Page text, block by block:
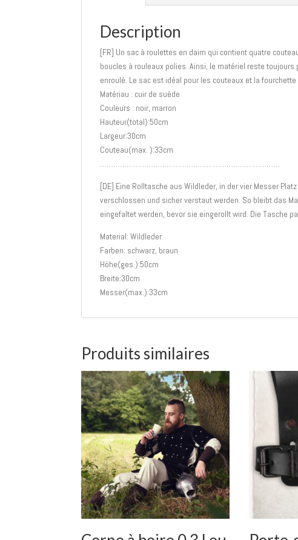
Description
[FR] Un sac à roulettes en daim qui contient quatre
boucles à rouleaux polies. Ainsi, le matériel reste
enroulé. Le sac est idéal pour les couteaux et la
Matériau : cuir de suède
Couleurs : noir, marron
Hauteur(total):50cm
Largeur:30cm
Couteau(max. ):33cm
[DE] Eine Rolltasche aus Wildleder, in der vier Messer
verschlossen und sicher verstaut werden. So bleibt das
eingefaltet werden, bevor sie eingerollt wird. Die Tasche
Material: Wildleder
Farben: schwarz, braun
Höhe(ges.):50cm
Breite:30cm
Messer(max.):33cm
Produits similaires